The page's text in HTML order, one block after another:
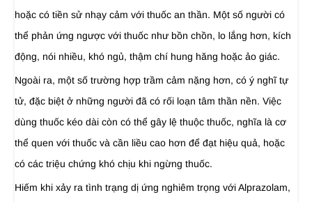
hoặc có tiền sử nhạy cảm với thuốc an thần. Một số người có
thể phản ứng ngược với thuốc như bồn chồn, lo lắng hơn, kích
động, nói nhiều, khó ngủ, thậm chí hung hăng hoặc ảo giác.
Ngoài ra, một số trường hợp trầm cảm nặng hơn, có ý nghĩ tự
tử, đặc biệt ở những người đã có rối loạn tâm thần nền. Việc
dùng thuốc kéo dài còn có thể gây lệ thuộc thuốc, nghĩa là cơ
thể quen với thuốc và cần liều cao hơn để đạt hiệu quả, hoặc
có các triệu chứng khó chịu khi ngừng thuốc.
Hiếm khi xảy ra tình trạng dị ứng nghiêm trọng với Alprazolam,